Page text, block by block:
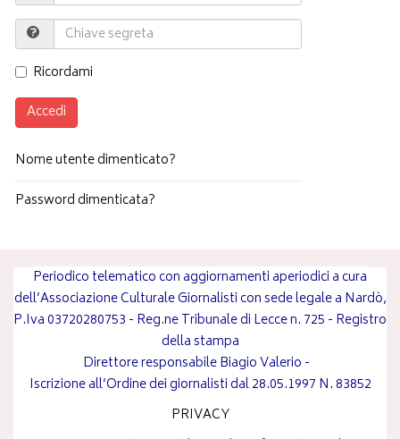
Ricordami
Accedi
Nome utente dimenticato?
Password dimenticata?
Periodico telematico con aggiornamenti aperiodici a cura
dell’Associazione Culturale Giornalisti con sede legale a Nardò,
P.Iva 03720280753 - Reg.ne Tribunale di Lecce n. 725 - Registro
della stampa
Direttore responsabileBiagio Valerio -
Iscrizione all’Ordine dei giornalisti dal 28.05.1997 N. 83852
PRIVACY